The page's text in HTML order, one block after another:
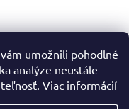
umožnili pohodlné
analýze neustále
Viac informácií